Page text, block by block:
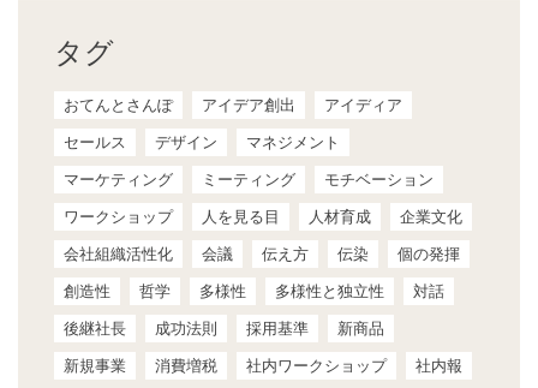
タグ
おてんとさんぽ アイデア創出
アイディア
セールス
デザイン
マネジメント
マーケティング
ミーティング
モチベーション
ワークショップ
人を見る目 人材育成
企業文化
会社組織活性化
会議 伝え方 伝染
個の発揮
創造性
哲学 多様性 多様性と独立性
対話
後継社長
成功法則 採用基準
新商品
新規事業
消費増税 社内ワークショップ
社内報